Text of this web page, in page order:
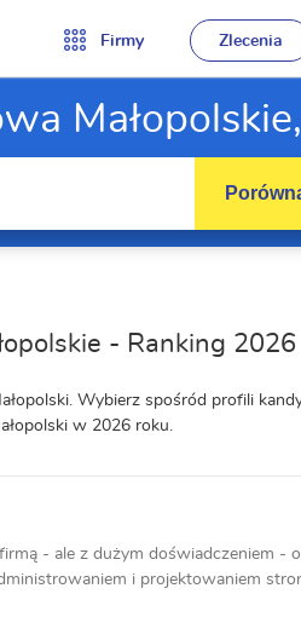
Firmy Zlecenia
- Ranking 2026
Wybierz spośród profili
w 2026 roku.
- ale z dużym doświadczeniem -
i projektowaniem